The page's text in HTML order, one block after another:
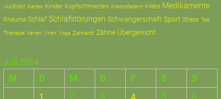
Juckreiz Karies Kinder Kopfschmerzen Krampfadern Krebs Medikamente
Rheuma Schlaf Schlafstörungen Schwangerschaft Sport Stress Tee
Therapie Venen Viren Yoga Zahnarzt Zähne Übergewicht
Juli 2014
M
D M D F S
S
1
2 3 4 5
6